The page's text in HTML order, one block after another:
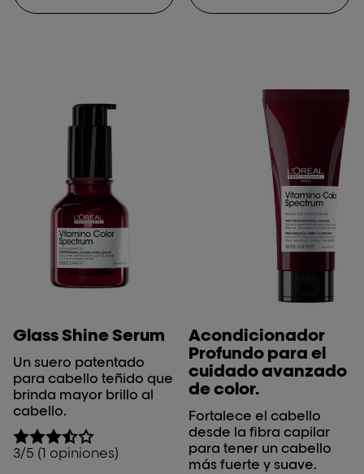
Glass Shine Serum
Un suero patentado
para cabello teñido que
brinda mayor brillo al
cabello.
3/5 (1 opiniones)
Acondicionador
Profundo para el
cuidado avanzado
de color.
Fortalece el cabello
desde la fibra capilar
para tener un cabello
más fuerte y suave.